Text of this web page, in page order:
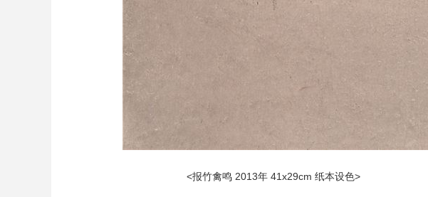
<报竹禽鸣 2013年 41x29cm 纸本设色>